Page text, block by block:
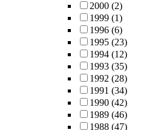
2000 (2)
1999 (1)
1996 (6)
1995 (23)
1994 (12)
1993 (35)
1992 (28)
1991 (34)
1990 (42)
1989 (46)
1988 (47)